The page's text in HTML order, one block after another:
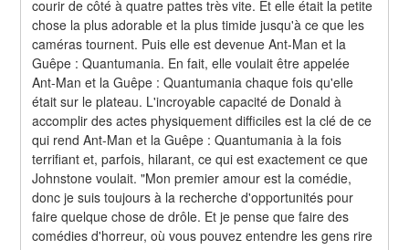
courir de côté à quatre pattes très vite. Et elle était la petite
chose la plus adorable et la plus timide jusqu'à ce que les
caméras tournent. Puis elle est devenue Ant-Man et la
Guêpe : Quantumania. En fait, elle voulait être appelée
Ant-Man et la Guêpe : Quantumania chaque fois qu'elle
était sur le plateau. L'incroyable capacité de Donald à
accomplir des actes physiquement difficiles est la clé de ce
qui rend Ant-Man et la Guêpe : Quantumania à la fois
terrifiant et, parfois, hilarant, ce qui est exactement ce que
Johnstone voulait. "Mon premier amour est la comédie,
donc je suis toujours à la recherche d'opportunités pour
faire quelque chose de drôle. Et je pense que faire des
comédies d'horreur, où vous pouvez entendre les gens rire